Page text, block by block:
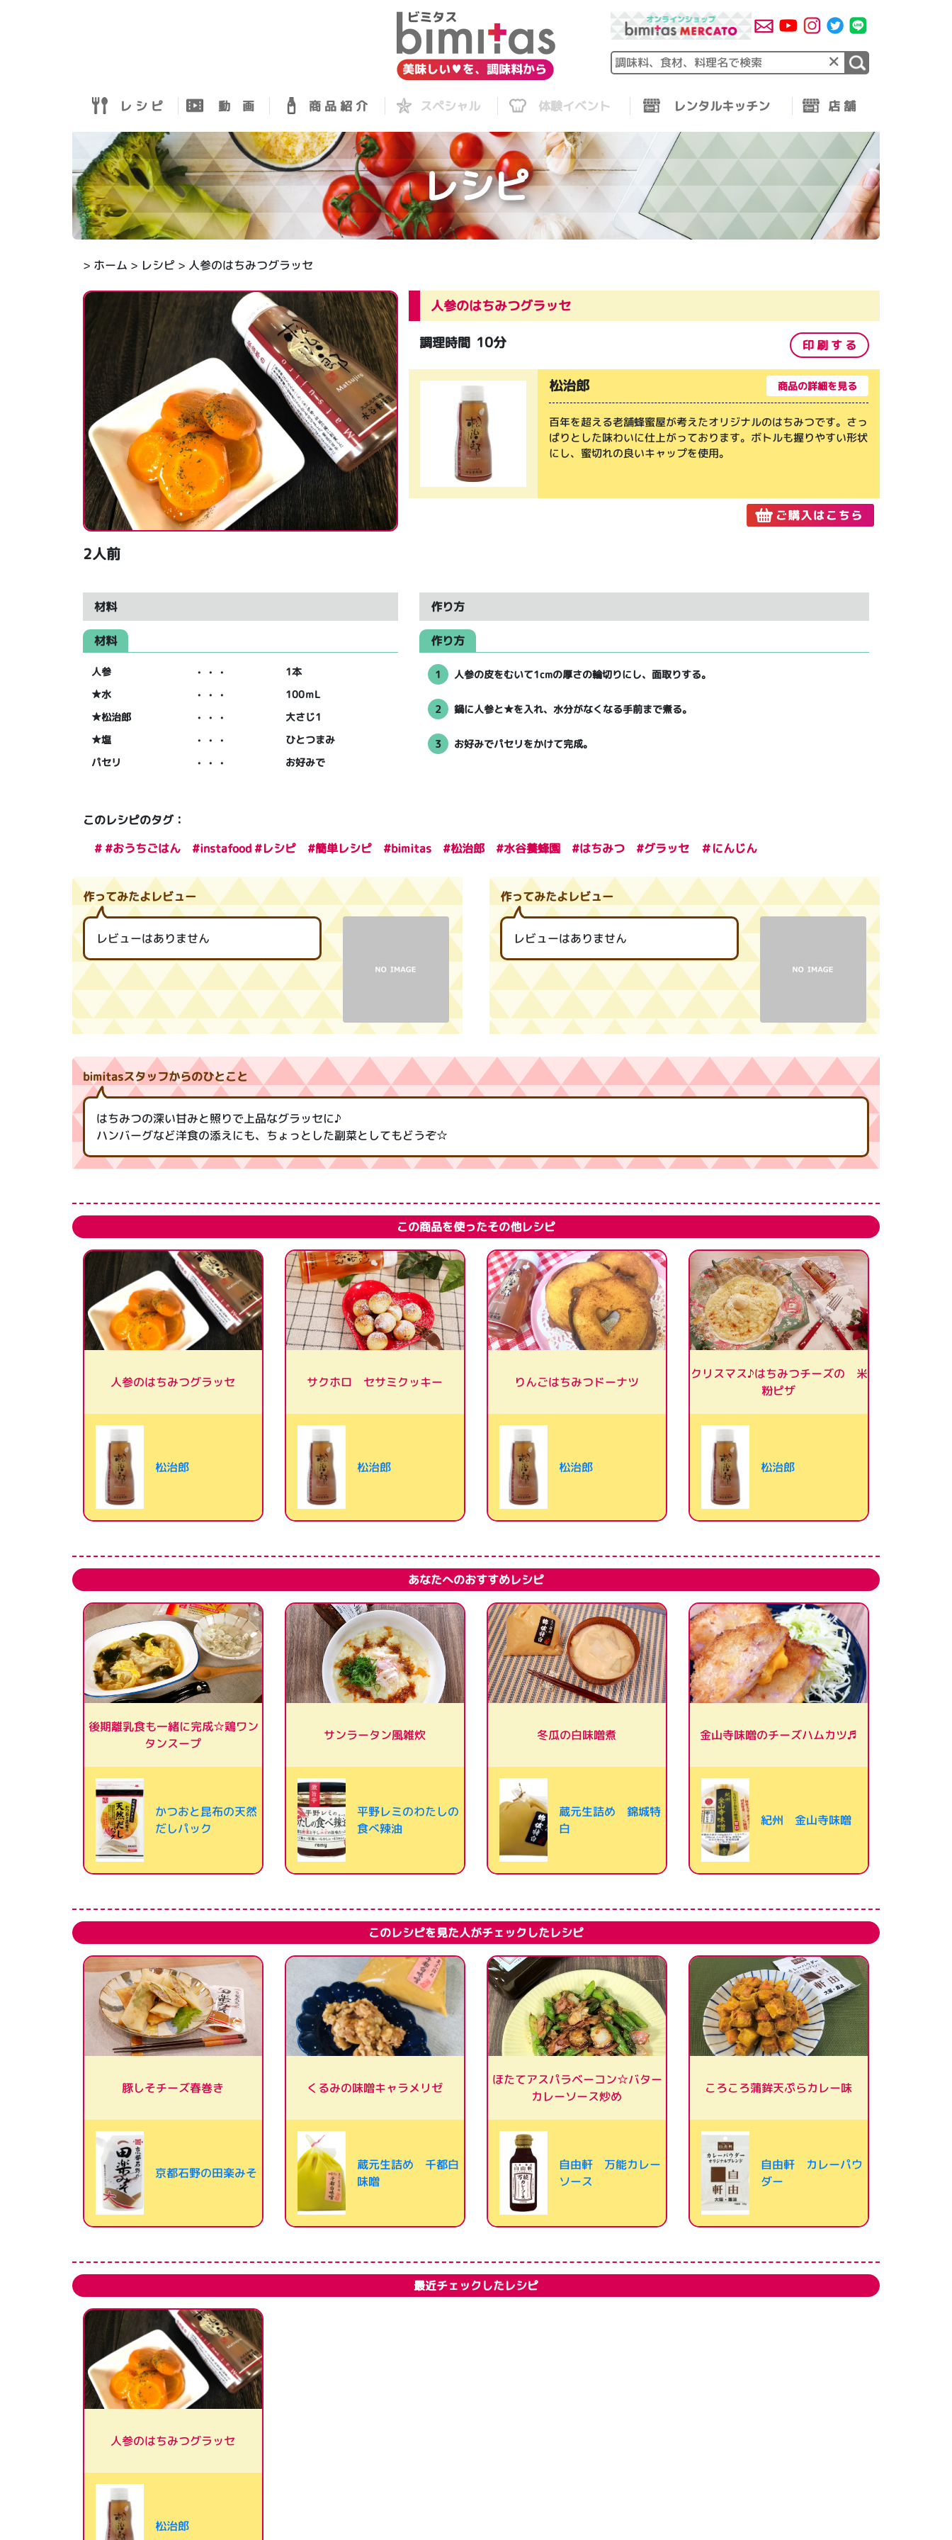
×
レ シ ピ 動 画 商 品 紹 介 スペシャル 体験イベント レンタルキッチン 店 舗
レシピ
> ホーム > レシピ > 人参のはちみつグラッセ
2人前
人参のはちみつグラッセ
調理時間 10分 印 刷 す る
松治郎 商品の詳細を見る
百年を超える老舗蜂蜜屋が考えたオリジナルのはちみつです。さっ
ぱりとした味わいに仕上がっております。ボトルも握りやすい形状
にし、蜜切れの良いキャップを使用。
材料
材料
人参 ・・・
1本
★水
・・・
100ｍL
★松治郎
・・・
大さじ1
★塩
・・・
ひとつまみ
パセリ
・・・ お好みで
作り方
作り方
1 人参の皮をむいて1cmの厚さの輪切りにし、面取りする。
2 鍋に人参と★を入れ、水分がなくなる手前まで煮る。
3 お好みでパセリをかけて完成。
このレシピのタグ：
# #おうちごはん #instafood #レシピ #簡単レシピ #bimitas #松治郎 #水谷養蜂園 #はちみつ #グラッセ ＃にんじん
作ってみたよレビュー
レビューはありません
作ってみたよレビュー
レビューはありません
bimitasスタッフからのひとこと
はちみつの深い甘みと照りで上品なグラッセに♪
ハンバーグなど洋食の添えにも、ちょっとした副菜としてもどうぞ☆
この商品を使ったその他レシピ
人参のはちみつグラッセ
松治郎
サクホロ セサミクッキー
松治郎
りんごはちみつドーナツ
松治郎
クリスマス♪はちみつチーズの 米
粉ピザ
松治郎
あなたへのおすすめレシピ
後期離乳食も一緒に完成☆鶏ワン
タンスープ
かつおと昆布の天然
だしパック
サンラータン風雑炊
平野レミのわたしの
食べ辣油
冬瓜の白味噌煮
蔵元生詰め 錦城特
白
金山寺味噌のチーズハムカツ♬
紀州 金山寺味噌
このレシピを見た人がチェックしたレシピ
豚しそチーズ春巻き
京都石野の田楽みそ
くるみの味噌キャラメリゼ
蔵元生詰め 千都白
味噌
ほたてアスパラベーコン☆バター
カレーソース炒め
自由軒 万能カレー
ソース
ころころ蒲鉾天ぷらカレー味
自由軒 カレーパウ
ダー
最近チェックしたレシピ
人参のはちみつグラッセ
松治郎